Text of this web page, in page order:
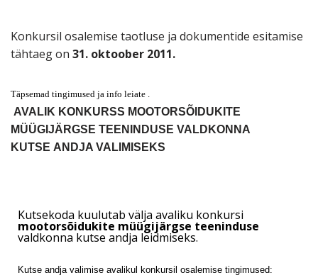
Konkursil osalemise taotluse ja dokumentide esitamise
tähtaeg on 31. oktoober 2011.
Täpsemad tingimused ja info leiate .
AVALIK KONKURSS MOOTORSÕIDUKITE
MÜÜGIJÄRGSE TEENINDUSE VALDKONNA
KUTSE ANDJA VALIMISEKS
Kutsekoda kuulutab välja avaliku konkursi
mootorsõidukite müügijärgse teeninduse
valdkonna kutse andja leidmiseks.
Kutse andja valimise avalikul konkursil osalemise tingimused: